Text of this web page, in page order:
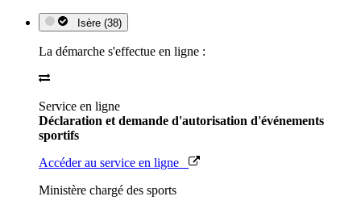
Isère (38)
La démarche s'effectue en ligne :
Service en ligne
Déclaration et demande d'autorisation d'événements
sportifs
Accéder au service en ligne
Ministère chargé des sports